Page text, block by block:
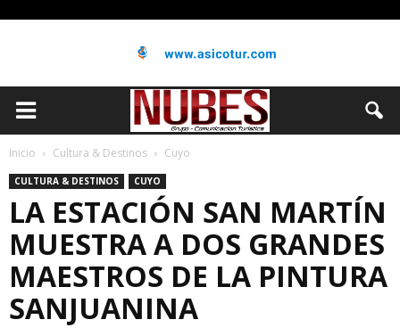
Inicio Cultura & Destinos Cuyo
CULTURA & DESTINOS CUYO
LA ESTACIÓN SAN MARTÍN
MUESTRA A DOS GRANDES
MAESTROS DE LA PINTURA
SANJUANINA